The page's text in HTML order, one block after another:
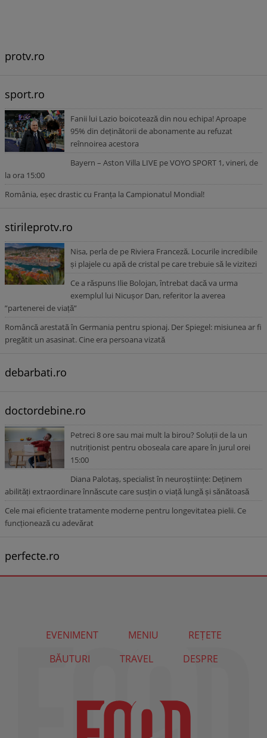
protv.ro
sport.ro
Fanii lui Lazio boicotează din nou echipa! Aproape
95% din deținătorii de abonamente au refuzat
reînnoirea acestora
Bayern – Aston Villa LIVE pe VOYO SPORT 1, vineri, de
la ora 15:00
România, eșec drastic cu Franța la Campionatul Mondial!
stirileprotv.ro
Nisa, perla de pe Riviera Franceză. Locurile incredibile
și plajele cu apă de cristal pe care trebuie să le vizitezi
Ce a răspuns Ilie Bolojan, întrebat dacă va urma
exemplul lui Nicușor Dan, referitor la averea
”partenerei de viață”
Româncă arestată în Germania pentru spionaj. Der Spiegel: misiunea ar fi
pregătit un asasinat. Cine era persoana vizată
debarbati.ro
doctordebine.ro
Petreci 8 ore sau mai mult la birou? Soluții de la un
nutriționist pentru oboseala care apare în jurul orei
15:00
Diana Palotaș, specialist în neuroștiințe: Deținem
abilități extraordinare înnăscute care susțin o viață lungă și sănătoasă
Cele mai eficiente tratamente moderne pentru longevitatea pielii. Ce
funcționează cu adevărat
perfecte.ro
EVENIMENT MENIU
REȚETE
BĂUTURI
TRAVEL DESPRE